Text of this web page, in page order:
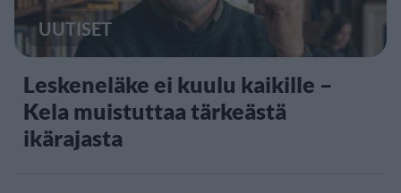
UUTISET
Leskeneläke ei kuulu kaikille –
Kela muistuttaa tärkeästä
ikärajasta